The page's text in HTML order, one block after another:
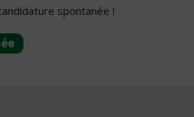
spontanée !